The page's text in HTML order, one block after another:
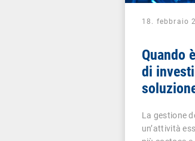
18. febbraio
Quando
di
La gestione
un’attività